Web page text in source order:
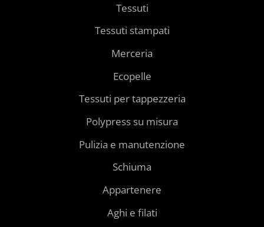
Tessuti
Tessuti stampati
Merceria
Ecopelle
Tessuti per tappezzeria
Polypress su misura
Pulizia e manutenzione
Schiuma
Appartenere
Aghi e filati